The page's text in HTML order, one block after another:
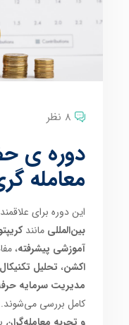
8 نظر
دوره ی
معامله
این دوره برای
بین‌المللی مانند
آموزشی پیشرفته،
اکشن، تحلیل
مدیریت سرمایه
کامل بررسی